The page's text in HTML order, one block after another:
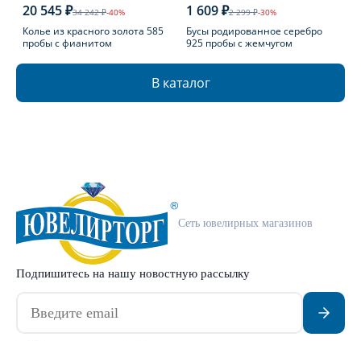
20 545 ₽34 242 ₽-40%
Колье из красного золота 585
пробы с фианитом
1 609 ₽2 299 ₽-30%
Бусы родированное серебро
925 пробы с жемчугом
В каталог
Сеть ювелирных магазинов
Подпишитесь на нашу новостную рассылку